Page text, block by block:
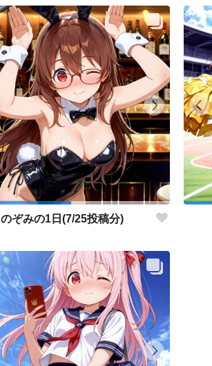
のぞみの1日(7/25投稿分)